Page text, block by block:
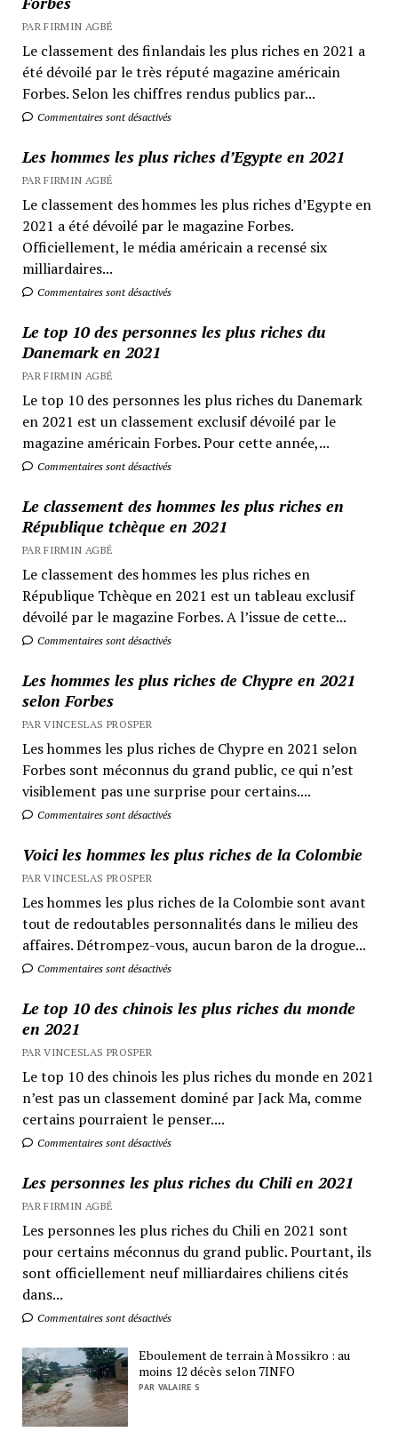
PAR FIRMIN AGBÉ
Le classement des finlandais les plus riches en 2021 a
été dévoilé par le très réputé magazine américain
Forbes. Selon les chiffres rendus publics par...
Commentaires sont désactivés
Les hommes les plus riches d’Egypte en 2021
PAR FIRMIN AGBÉ
Le classement des hommes les plus riches d’Egypte en
2021 a été dévoilé par le magazine Forbes.
Officiellement, le média américain a recensé six
milliardaires...
Commentaires sont désactivés
Le top 10 des personnes les plus riches du
Danemark en 2021
PAR FIRMIN AGBÉ
Le top 10 des personnes les plus riches du Danemark
en 2021 est un classement exclusif dévoilé par le
magazine américain Forbes. Pour cette année,...
Commentaires sont désactivés
Le classement des hommes les plus riches en
République tchèque en 2021
PAR FIRMIN AGBÉ
Le classement des hommes les plus riches en
République Tchèque en 2021 est un tableau exclusif
dévoilé par le magazine Forbes. A l’issue de cette...
Commentaires sont désactivés
Les hommes les plus riches de Chypre en 2021
selon Forbes
PAR VINCESLAS PROSPER
Les hommes les plus riches de Chypre en 2021 selon
Forbes sont méconnus du grand public, ce qui n’est
visiblement pas une surprise pour certains....
Commentaires sont désactivés
Voici les hommes les plus riches de la Colombie
PAR VINCESLAS PROSPER
Les hommes les plus riches de la Colombie sont avant
tout de redoutables personnalités dans le milieu des
affaires. Détrompez-vous, aucun baron de la drogue...
Commentaires sont désactivés
Le top 10 des chinois les plus riches du monde
en 2021
PAR VINCESLAS PROSPER
Le top 10 des chinois les plus riches du monde en 2021
n’est pas un classement dominé par Jack Ma, comme
certains pourraient le penser....
Commentaires sont désactivés
Les personnes les plus riches du Chili en 2021
PAR FIRMIN AGBÉ
Les personnes les plus riches du Chili en 2021 sont
pour certains méconnus du grand public. Pourtant, ils
sont officiellement neuf milliardaires chiliens cités
dans...
Commentaires sont désactivés
Eboulement de terrain à Mossikro : au
moins 12 décès selon 7INFO
PAR VALAIRE S